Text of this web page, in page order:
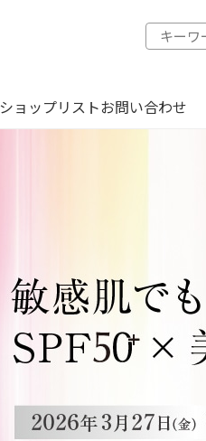
ショップリストお問い合わせ